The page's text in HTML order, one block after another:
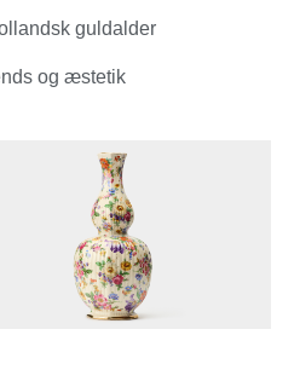
hvor han blev
og lidenskab, han føler, når
Bordservice og keramik.
porcelænsdessertsæt, der var
foretrak at servere sin
bragte gode minder tilbage
hjem. Det er netop dette
Florentin mest ved
kan samles for deres
guldalder
og æstetik